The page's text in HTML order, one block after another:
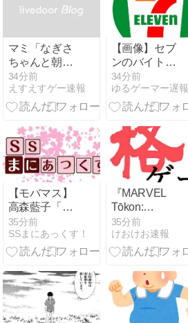
マミ「なぎさ
ちゃんと朝ま
でハロウィン
してしまった
わ……」
34分前
えすえすゲー速報
【画像】セブ
ンのバイト
「AIにちいか
わの画像を食
わせてっと…
34分前
ゆるゲーマー遅報
【モバマス】
高森藍子「少
女日和
∼after∼」
35分前
SSまにあっくす！
『MARVEL
Tōkon:
Fighting
Souls』ウルヴ
ァリンかなり
がする
35分前
けおけお速報